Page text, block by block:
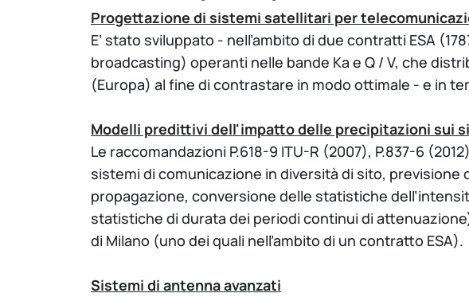
Progettazione di sistemi satellitari per
E’ stato sviluppato - nell’ambito di due contratti ESA
broadcasting) operanti nelle bande Ka e Q / V, che
(Europa) al fine di contrastare in modo ottimale - e in
Modelli predittivi dell'impatto delle precipitazioni sui
Le raccomandazioni P.618-9 ITU-R (2007), P.837-6
sistemi di comunicazione in diversità di sito,
propagazione, conversione delle statistiche
statistiche di durata dei periodi continui di
di Milano (uno dei quali nell’ambito di un contratto ESA).
Sistemi di antenna avanzati